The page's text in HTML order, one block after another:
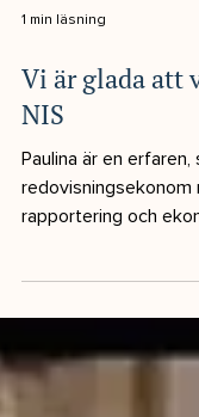
1 min läsning
Vi är glada att
rapportering och
av kvalificerat